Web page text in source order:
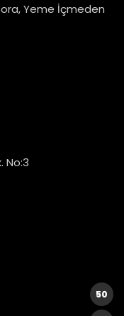
Yeme İçmeden
No:3
50